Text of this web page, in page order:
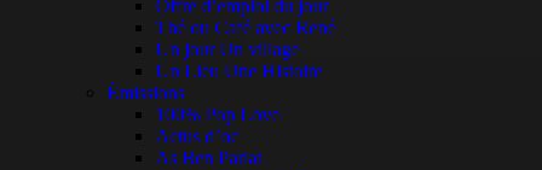
Offre d’emploi du jour
Thé ou Café avec René
Un jour Un village
Un Lieu Une Histoire
Émissions
100% Pop Love
Actus d’oc
As Ben Parlat